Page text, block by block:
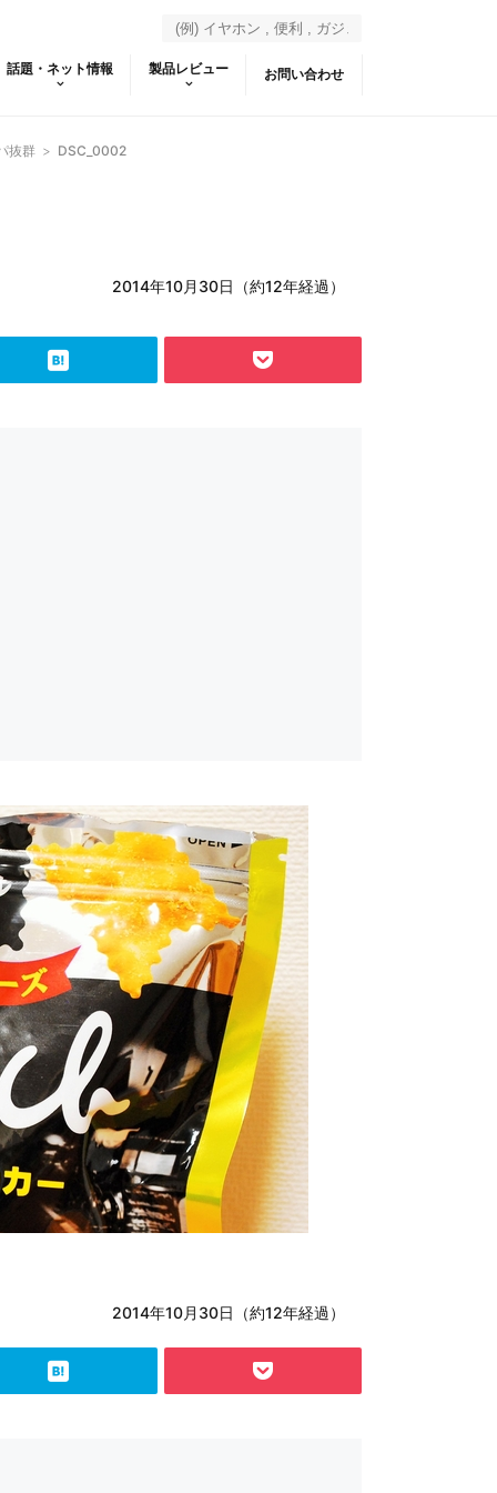
話題・ネット情報 製品レビュー お問い合わせ
抜群 > DSC_0002
2014年10月30日（約12年経過）
2014年10月30日（約12年経過）